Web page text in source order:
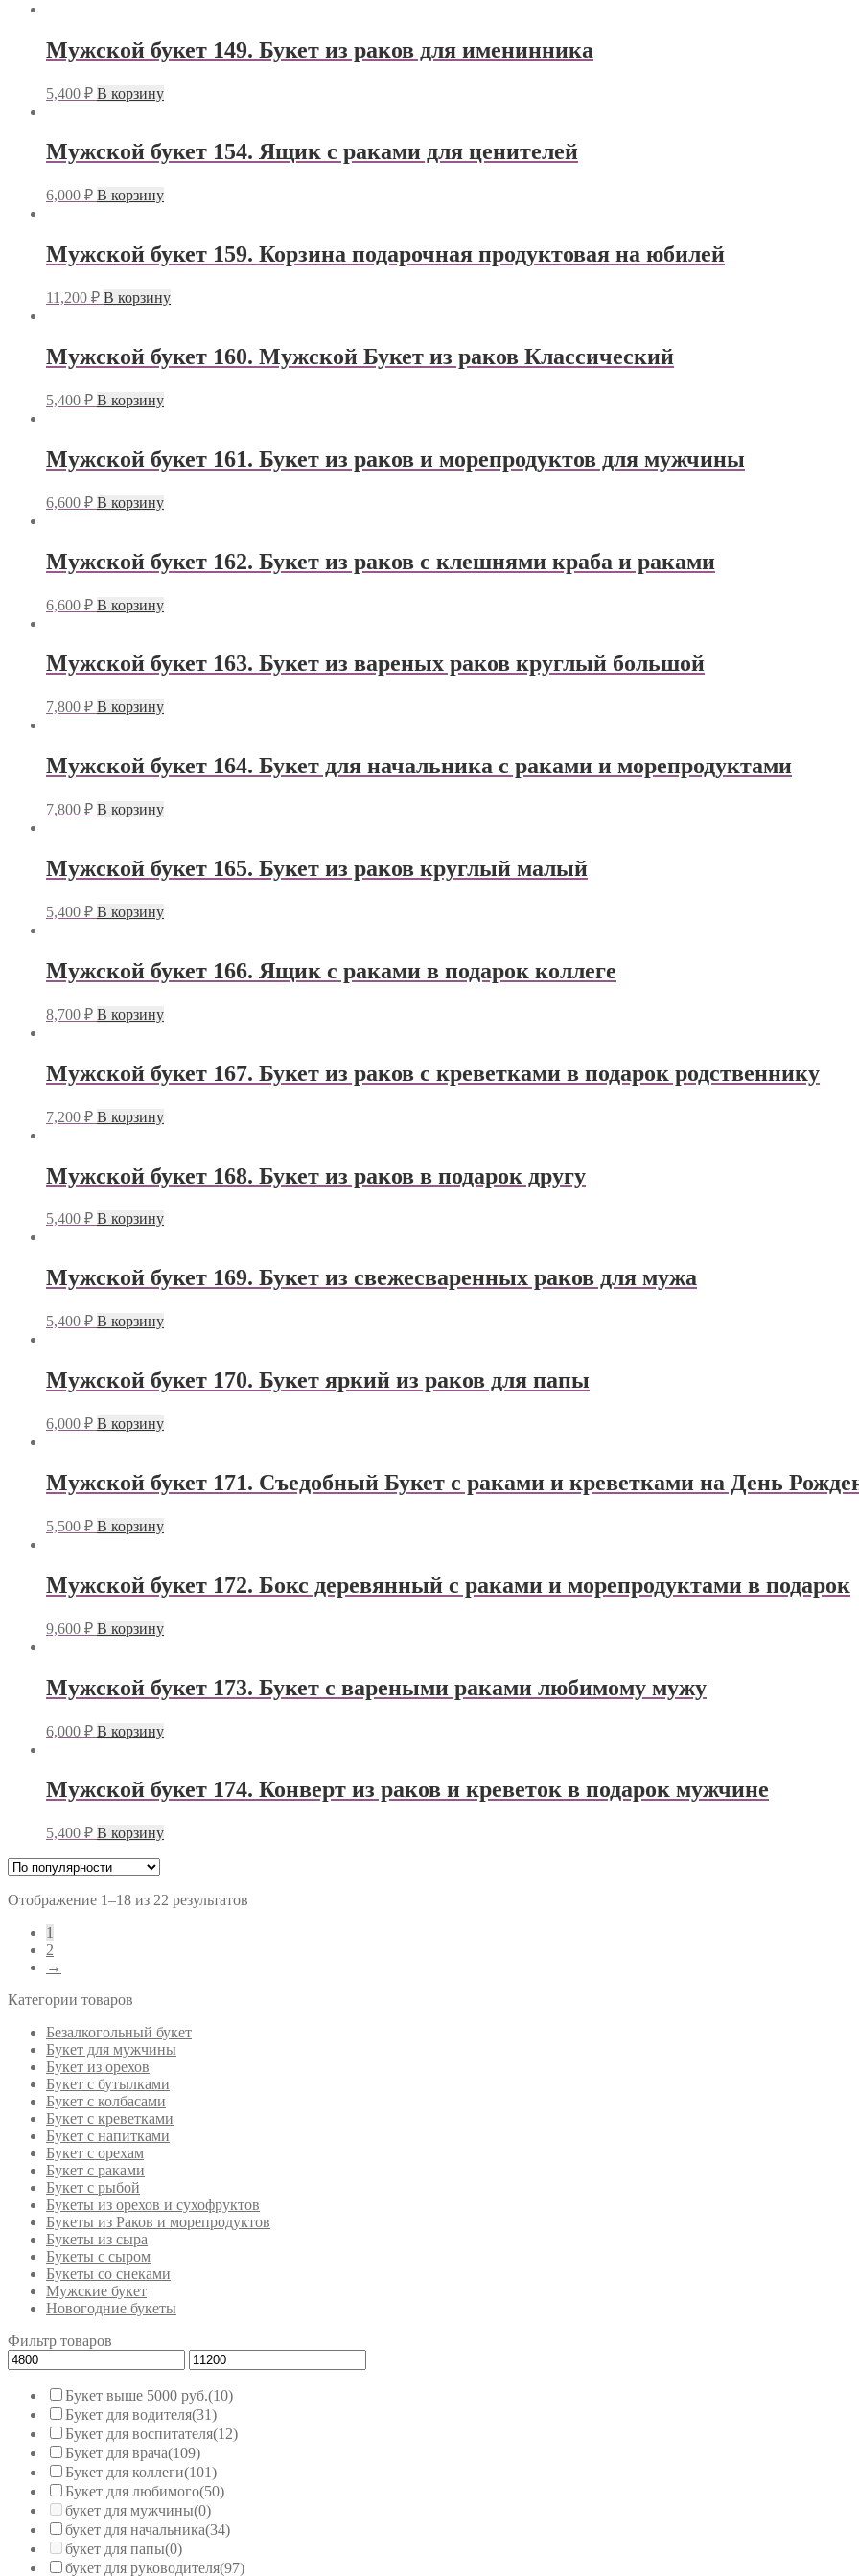
Мужской букет 149. Букет из раков для именинника
5,400 ₽ В корзину
Мужской букет 154. Ящик с раками для ценителей
6,000 ₽ В корзину
Мужской букет 159. Корзина подарочная продуктовая на юбилей
11,200 ₽ В корзину
Мужской букет 160. Мужской Букет из раков Классический
5,400 ₽ В корзину
Мужской букет 161. Букет из раков и морепродуктов для мужчины
6,600 ₽ В корзину
Мужской букет 162. Букет из раков с клешнями краба и раками
6,600 ₽ В корзину
Мужской букет 163. Букет из вареных раков круглый большой
7,800 ₽ В корзину
Мужской букет 164. Букет для начальника с раками и морепродуктами
7,800 ₽ В корзину
Мужской букет 165. Букет из раков круглый малый
5,400 ₽ В корзину
Мужской букет 166. Ящик с раками в подарок коллеге
8,700 ₽ В корзину
Мужской букет 167. Букет из раков с креветками в подарок родственнику
7,200 ₽ В корзину
Мужской букет 168. Букет из раков в подарок другу
5,400 ₽ В корзину
Мужской букет 169. Букет из свежесваренных раков для мужа
5,400 ₽ В корзину
Мужской букет 170. Букет яркий из раков для папы
6,000 ₽ В корзину
Мужской букет 171. Съедобный Букет с раками и креветками на День
5,500 ₽ В корзину
Мужской букет 172. Бокс деревянный с раками и морепродуктами в подарок
9,600 ₽ В корзину
Мужской букет 173. Букет с вареными раками любимому мужу
6,000 ₽ В корзину
Мужской букет 174. Конверт из раков и креветок в подарок мужчине
5,400 ₽ В корзину
Отображение 1–18 из 22 результатов
1
2
→
Категории товаров
Безалкогольный букет
Букет для мужчины
Букет из орехов
Букет с бутылками
Букет с колбасами
Букет с креветками
Букет с напитками
Букет с орехам
Букет с раками
Букет с рыбой
Букеты из орехов и сухофруктов
Букеты из Раков и морепродуктов
Букеты из сыра
Букеты с сыром
Букеты со снеками
Мужские букет
Новогодние букеты
Фильтр товаров
Букет выше 5000 руб.(10)
Букет для водителя(31)
Букет для воспитателя(12)
Букет для врача(109)
Букет для коллеги(101)
Букет для любимого(50)
букет для мужчины(0)
букет для начальника(34)
букет для папы(0)
букет для руководителя(97)